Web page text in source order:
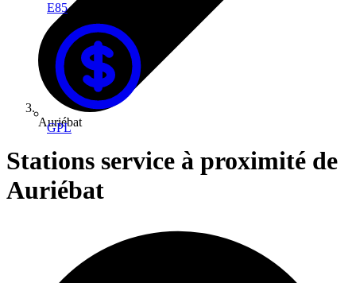
E85
GPL
Auriébat
Stations service à proximité de
Auriébat